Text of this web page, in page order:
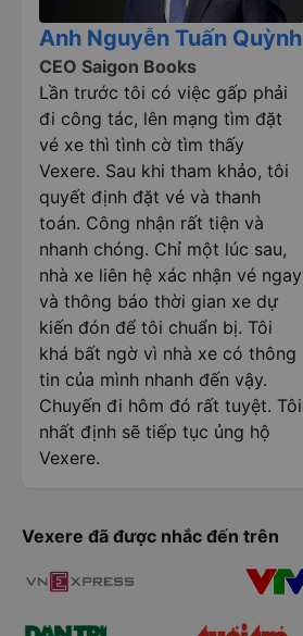
Anh Nguyễn Tuấn Quỳnh
CEO Saigon Books
Lần trước tôi có việc gấp phải
đi công tác, lên mạng tìm đặt
vé xe thì tình cờ tìm thấy
Vexere. Sau khi tham khảo, tôi
quyết định đặt vé và thanh
toán. Công nhận rất tiện và
nhanh chóng. Chỉ một lúc sau,
nhà xe liên hệ xác nhận vé ngay
và thông báo thời gian xe dự
kiến đón để tôi chuẩn bị. Tôi
khá bất ngờ vì nhà xe có thông
tin của mình nhanh đến vậy.
Chuyến đi hôm đó rất tuyệt. Tôi
nhất định sẽ tiếp tục ủng hộ
Vexere.
Vexere đã được nhắc đến trên